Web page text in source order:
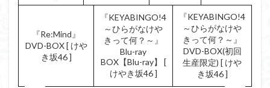
『Re:Mind』
DVD-BOX [ けや
き坂46 ]
『KEYABINGO!4
～ひらがなけや
きって何？～』
Blu-ray
BOX【Blu-ray】 [
けやき坂46 ]
『KEYABINGO!4
～ひらがなけや
きって何？～』
DVD-BOX(初回
生産限定) [ けや
き坂46 ]